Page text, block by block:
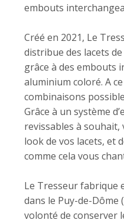
embouts
Créé en 2021, Le
distribue des lacets
grâce à des embouts
aluminium coloré. A
combinaisons
Grâce à un système
revissables à
look de vos lacets, et
comme cela vous
Le Tresseur fabrique
dans le Puy-de-
volonté de conserver